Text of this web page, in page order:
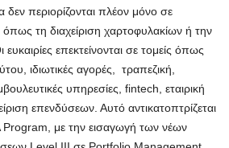
δεν περιορίζονται πλέον μόνο σε
τη διαχείριση χαρτοφυλακίων ή την
επεκτείνονται σε τομείς όπως
ιδιωτικές αγορές, τραπεζική,
υπηρεσίες, fintech, εταιρική
επενδύσεων. Αυτό αντικατοπτρίζεται
Program, με την εισαγωγή των νέων